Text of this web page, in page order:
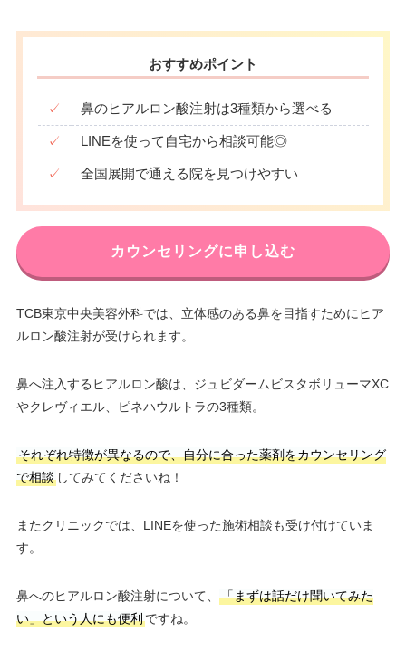
おすすめポイント
✓ 鼻のヒアルロン酸注射は3種類から選べる
✓ LINEを使って自宅から相談可能◎
✓ 全国展開で通える院を見つけやすい
カウンセリングに申し込む
TCB東京中央美容外科では、立体感のある鼻を目指すためにヒア
ルロン酸注射が受けられます。
鼻へ注入するヒアルロン酸は、ジュビダームビスタボリューマXC
やクレヴィエル、ピネハウルトラの3種類。
それぞれ特徴が異なるので、自分に合った薬剤をカウンセリング
で相談してみてくださいね！
またクリニックでは、LINEを使った施術相談も受け付けていま
す。
鼻へのヒアルロン酸注射について、
「まずは話だけ聞いてみた
い」という人にも便利ですね。